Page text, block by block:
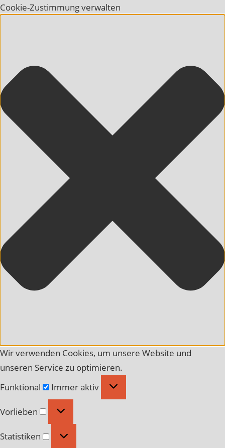
Cookie-Zustimmung verwalten
Wir verwenden Cookies, um unsere Website und
unseren Service zu optimieren.
Funktional
Funktional
Immer aktiv
Vorlieben Vorlieben
Statistiken Statistiken